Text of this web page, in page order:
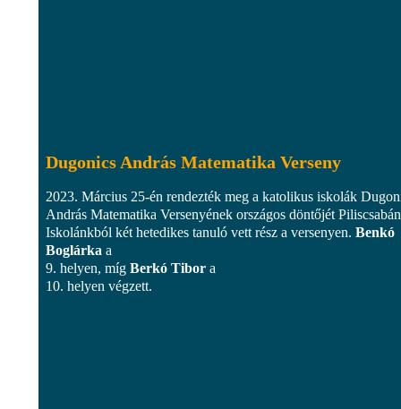
Dugonics András Matematika Verseny
2023. Március 25-én rendezték meg a katolikus iskolák
András Matematika Versenyének országos döntőjét
Iskolánkból két hetedikes tanuló vett rész a versenyen. Benkó
Boglárka a
9. helyen, míg Berkó Tibor a
10. helyen végzett.